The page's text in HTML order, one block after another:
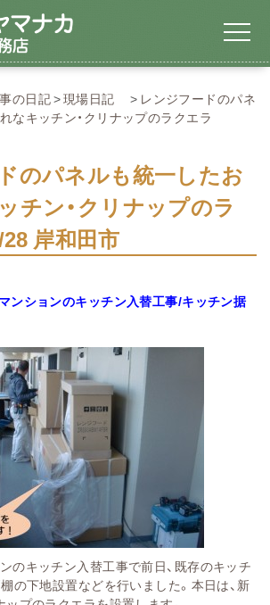
の日記 現場日記
レンジフードのパネ
なキッチン・クリナップのラクエラ
のパネルも統一したお
チン・クリナップのラ
岸和田市
ションのキッチン入替工事/キッチン据
のキッチン入替工事で前日、既存のキッチ
棚の下地設置などを行いました。本日は、新